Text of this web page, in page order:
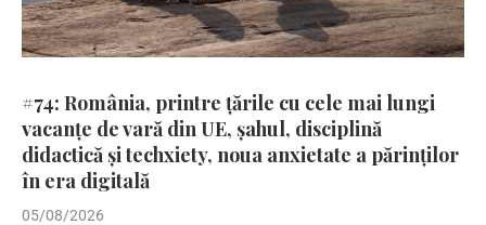
#74: România, printre țările cu cele mai lungi
vacanțe de vară din UE, șahul, disciplină
didactică și techxiety, noua anxietate a părinților
în era digitală
05/08/2026